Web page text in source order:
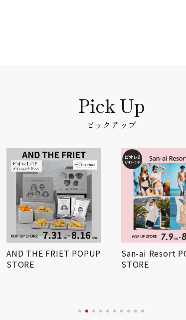
ピックアップ
San-ai Resort POPUP
STORE
【7/15 NEW
ティスリー